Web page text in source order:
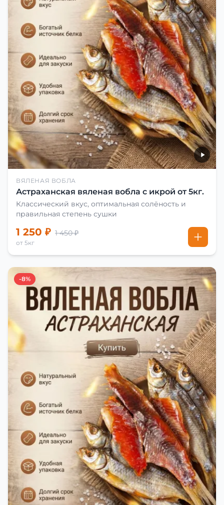
ВЯЛЕНАЯ ВОБЛА
Астраханская вяленая вобла с икрой от 5кг.
Классический вкус, оптимальная солёность и
правильная степень сушки
1 250 ₽ 1 450 ₽
от 5кг
-8%